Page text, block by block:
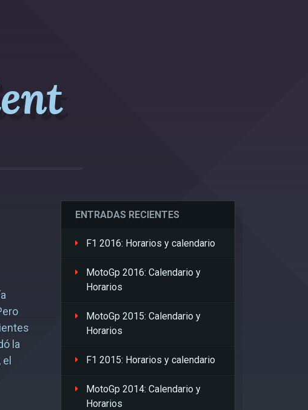
la
ENTRADAS RECIENTES
F1 2016: Horarios y calendario
MotoGp 2016: Calendario y
Horarios
MotoGp 2015: Calendario y
Horarios
F1 2015: Horarios y calendario
MotoGp 2014: Calendario y
Horarios